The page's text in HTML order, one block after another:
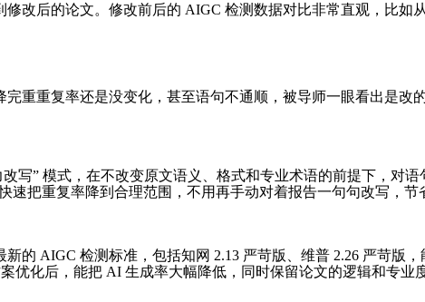
后的论文。修改前后的 AIGC 检测数据对比非常直观，比如
重重复率还是没变化，甚至语句不通顺，被导师一眼看出是改
写” 模式，在不改变原文语义、格式和专业术语的前提下，对
把重复率降到合理范围，不用再手动对着报告一句句改写，节
的 AIGC 检测标准，包括知网 2.13 严苛版、维普 2.26 严苛版
化后，能把 AI 生成率大幅降低，同时保留论文的逻辑和专业